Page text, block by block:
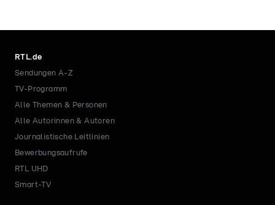
RTL.de
Sendungen A-Z
TV-Programm
Alle Themen & Personen
Alle Autorinnen & Autoren
Journalistische Leitlinien
Bewerbungsaufrufe
RTL UHD
Smart-TV